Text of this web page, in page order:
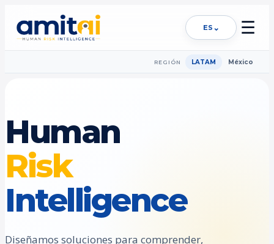
ES ⌄ ☰
REGIÓN LATAM México
Human
Risk
Intelligence
Diseñamos soluciones para comprender,